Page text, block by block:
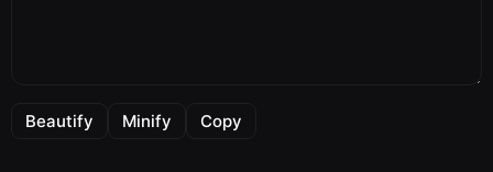
Beautify Minify Copy